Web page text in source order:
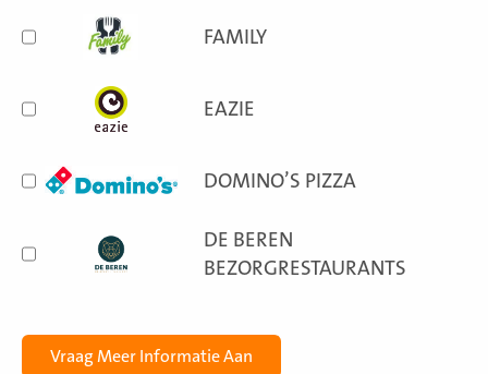
FAMILY
EAZIE
DOMINO’S PIZZA
DE BEREN
BEZORGRESTAURANTS